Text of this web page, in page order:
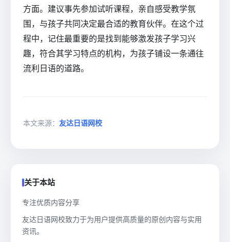
方面。建议事先参加试听课程，亲自感受教学氛
围，与孩子共同决定最合适的教育伙伴。在这个过
程中，记住最重要的是找到能够激发孩子学习兴
趣，符合其学习特点的机构，为孩子铺设一条通往
流利日语的道路。
本文来源： 友达日语网校
关于本站
专注优质内容分享
友达日语网校致力于为用户提供高质量的原创内容与实用
资讯。